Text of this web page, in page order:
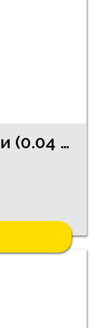
Кулон с бриллиантами (0.04 ct) 1352-5263